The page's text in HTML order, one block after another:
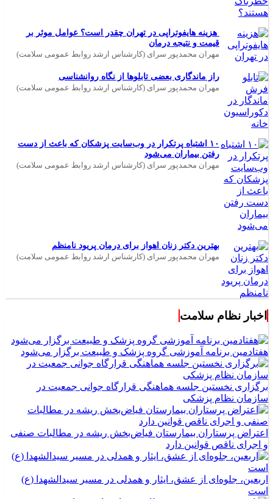
هزینه هایفوتراپی در تهران چقدر است؟ عوامل موثر بر
قیمت و نتیجه درمان
مهران محمدپور سرای (کارشناس ارشد روابط عمومی سلامت)
راز ماندگاری بعضی تابلوها از نگاه روانشناسی
مهران محمدپور سرای (کارشناس ارشد روابط عمومی سلامت)
۱۰ اشتباه پرتکرار در وب‌سایت پزشکان که باعث از دست
رفتن بیماران می‌شود
مهران محمدپور سرای (کارشناس ارشد روابط عمومی سلامت)
بهترین دکتر زنان اهواز برای درمان پریود نامنظم
مهران محمدپور سرای (کارشناس ارشد روابط عمومی سلامت)
اخبار نظام سلامت
هفتادمین برنامه آموزشی گروه پزشک و طبیعت برگزار می‌شود
برگزاری نخستین جلسه هماهنگی قرارگاه جوانی جمعیت در
سازمان نظام پزشکی
اعتراض پرستاران بیمارستان فیاض‌بخش ریشه در مطالبات صنفی
و اجرای ناقص قوانین دارد
اربعین، جلوه‌ای از عشق، ایثار و همدلی در مسیر سیدالشهدا (ع)
است